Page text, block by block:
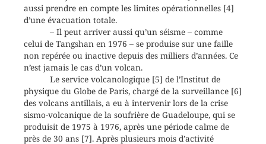
aussi prendre en compte les limites opérationnelles [4]
d’une évacuation totale.
– Il peut arriver aussi qu’un séisme – comme
celui de Tangshan en 1976 – se produise sur une faille
non repérée ou inactive depuis des milliers d’années. Ce
n’est jamais le cas d’un volcan.
Le service volcanologique [5] de l’Institut de
physique du Globe de Paris, chargé de la surveillance [6]
des volcans antillais, a eu à intervenir lors de la crise
sismo-volcanique de la soufrière de Guadeloupe, qui se
produisit de 1975 à 1976, après une période calme de
près de 30 ans [7]. Après plusieurs mois d’activité